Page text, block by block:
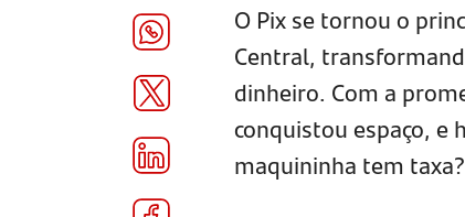
O Pix se tornou o
Central,
dinheiro. Com a
conquistou espaço, e
maquininha tem taxa?